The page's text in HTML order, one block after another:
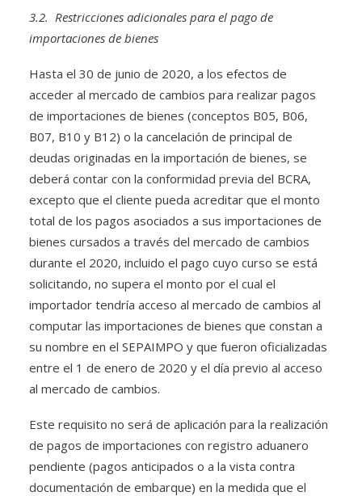
3.2. Restricciones adicionales para el pago de
importaciones de bienes
Hasta el 30 de junio de 2020, a los efectos de
acceder al mercado de cambios para realizar pagos
de importaciones de bienes (conceptos B05, B06,
B07, B10 y B12) o la cancelación de principal de
deudas originadas en la importación de bienes, se
deberá contar con la conformidad previa del BCRA,
excepto que el cliente pueda acreditar que el monto
total de los pagos asociados a sus importaciones de
bienes cursados a través del mercado de cambios
durante el 2020, incluido el pago cuyo curso se está
solicitando, no supera el monto por el cual el
importador tendría acceso al mercado de cambios al
computar las importaciones de bienes que constan a
su nombre en el SEPAIMPO y que fueron oficializadas
entre el 1 de enero de 2020 y el día previo al acceso
al mercado de cambios.
Este requisito no será de aplicación para la realización
de pagos de importaciones con registro aduanero
pendiente (pagos anticipados o a la vista contra
documentación de embarque) en la medida que el